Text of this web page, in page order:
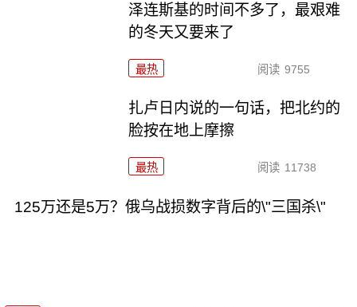
泽连斯基的时间不多了，最艰难
的冬天又要来了
最热 阅读 9755
扎卢日内说的一句话，把北约的
脸按在地上摩擦
最热 阅读 11738
125万还是5万？俄乌战损数字背后的\"三国杀\"